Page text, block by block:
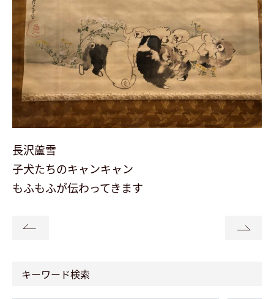
ブログ
会社案内
最新イベント
お問い合わせ・資料請求
長沢蘆雪
子犬たちのキャンキャン
もふもふが伝わってきます
キーワード検索